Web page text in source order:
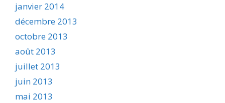
janvier 2014
décembre 2013
octobre 2013
août 2013
juillet 2013
juin 2013
mai 2013